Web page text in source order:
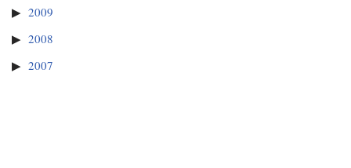
2009
2008
2007